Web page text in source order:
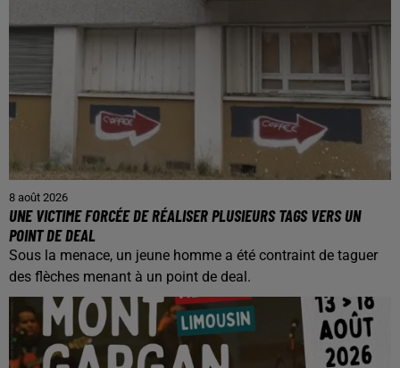
8 août 2026
UNE VICTIME FORCÉE DE RÉALISER PLUSIEURS TAGS VERS UN
POINT DE DEAL
Sous la menace, un jeune homme a été contraint de taguer
des flèches menant à un point de deal.